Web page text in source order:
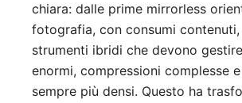
chiara: dalle prime mirrorless
fotografia, con consumi contenuti,
strumenti ibridi che devono
enormi, compressioni complesse
sempre più densi. Questo ha